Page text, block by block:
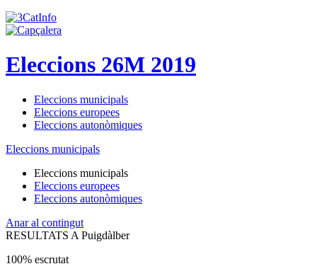
Eleccions 26M 2019
Eleccions municipals
Eleccions europees
Eleccions autonòmiques
Eleccions municipals
Eleccions municipals
Eleccions europees
Eleccions autonòmiques
Anar al contingut
RESULTATS A Puigdàlber
100% escrutat